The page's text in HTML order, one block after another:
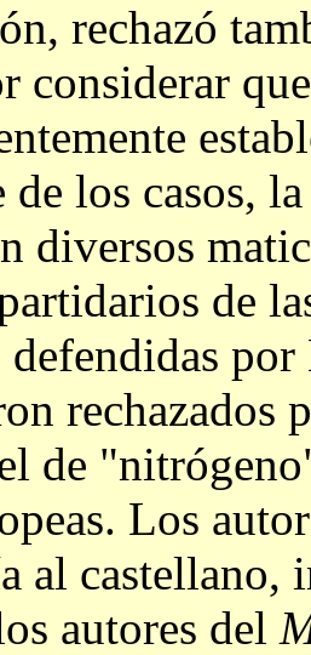
rechazó
considerar
de los casos,
diversos
de
rechazados
de
Los
al castellano,
autores del